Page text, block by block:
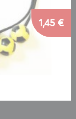
1,45 €